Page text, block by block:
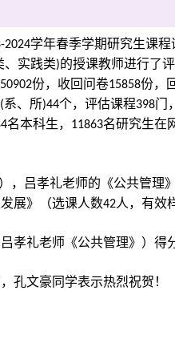
2024学年春季学期研究生课
实践类)的授课教师进行了
份，收回问卷15858份，
、所)44个，评估课程398门
名本科生，11863名研究生
，吕孝礼老师的《公共管理
展》（选课人数42人，有效
孝礼老师《公共管理》）得
孔文豪同学表示热烈祝贺！